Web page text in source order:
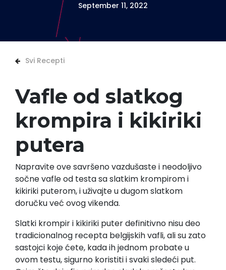
September 11, 2022
Svi Recepti
Vafle od slatkog
krompira i kikiriki
putera
Napravite ove savršeno vazdušaste i neodoljivo
sočne vafle od testa sa slatkim krompirom i
kikiriki puterom, i uživajte u dugom slatkom
doručku već ovog vikenda.
Slatki krompir i kikiriki puter definitivno nisu deo
tradicionalnog recepta belgijskih vafli, ali su zato
sastojci koje ćete, kada ih jednom probate u
ovom testu, sigurno koristiti i svaki sledeći put.